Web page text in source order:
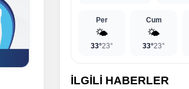
Per
🌤️
33°23°
Cum
🌤️
33°23°
İLGİLİ HABERLER